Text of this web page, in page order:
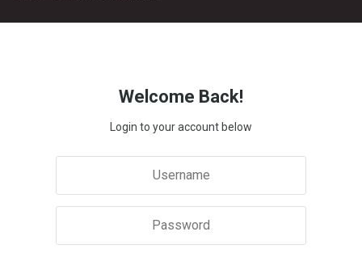
Welcome Back!
Login to your account below